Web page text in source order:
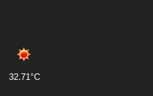
32.71°C